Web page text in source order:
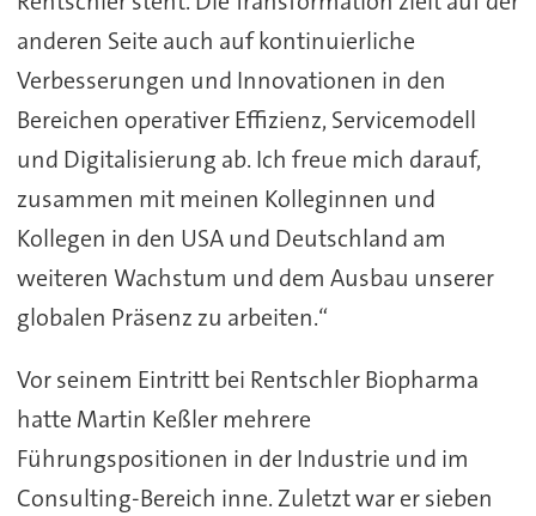
anderen Seite auch auf kontinuierliche
Verbesserungen und Innovationen in den
Bereichen operativer Effizienz, Servicemodell
und Digitalisierung ab. Ich freue mich darauf,
zusammen mit meinen Kolleginnen und
Kollegen in den USA und Deutschland am
weiteren Wachstum und dem Ausbau unserer
globalen Präsenz zu arbeiten.“
Vor seinem Eintritt bei Rentschler Biopharma
hatte Martin Keßler mehrere
Führungspositionen in der Industrie und im
Consulting-Bereich inne. Zuletzt war er sieben